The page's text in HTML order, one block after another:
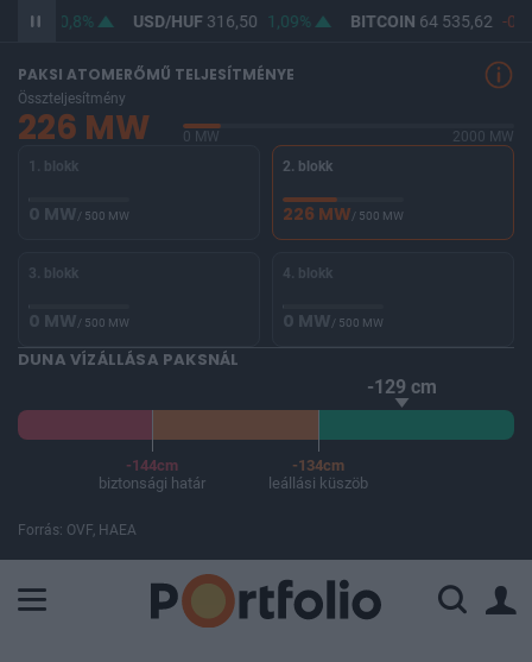
0,8% USD/HUF 316,50 1,09% BITCOIN 64 535,62 -
PAKSI ATOMERŐMŰ TELJESÍTMÉNYE
Összteljesítmény
226 MW 0 MW
2000 MW
1. blokk
0 MW/ 500 MW
2. blokk
226 MW/ 500 MW
3. blokk
0 MW/ 500 MW
4. blokk
0 MW/ 500 MW
DUNA VÍZÁLLÁSA PAKSNÁL
-129 cm
-144cm
biztonsági határ
-134cm
leállási küszöb
Forrás: OVF, HAEA